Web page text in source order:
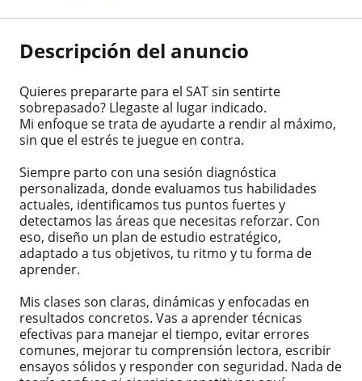
Descripción del anuncio
Quieres prepararte para el SAT sin sentirte
sobrepasado? Llegaste al lugar indicado.
Mi enfoque se trata de ayudarte a rendir al máximo,
sin que el estrés te juegue en contra.
Siempre parto con una sesión diagnóstica
personalizada, donde evaluamos tus habilidades
actuales, identificamos tus puntos fuertes y
detectamos las áreas que necesitas reforzar. Con
eso, diseño un plan de estudio estratégico,
adaptado a tus objetivos, tu ritmo y tu forma de
aprender.
Mis clases son claras, dinámicas y enfocadas en
resultados concretos. Vas a aprender técnicas
efectivas para manejar el tiempo, evitar errores
comunes, mejorar tu comprensión lectora, escribir
ensayos sólidos y responder con seguridad. Nada de